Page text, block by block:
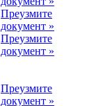
Преузмите
документ »
Преузмите
документ »
Преузмите
документ »